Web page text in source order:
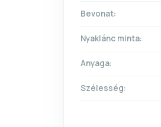
Bevonat:
Nyaklánc minta:
Anyaga:
Szélesség: